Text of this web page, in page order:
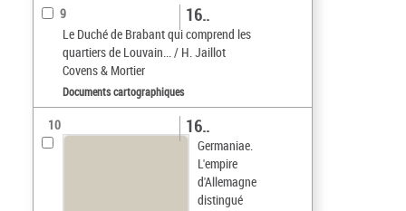
9
Le Duché de Brabant qui comprend les
quartiers de Louvain... / H. Jaillot
Covens & Mortier
16..
Documents cartographiques
10
Germaniae.
L'empire
d'Allemagne
distingué
16..